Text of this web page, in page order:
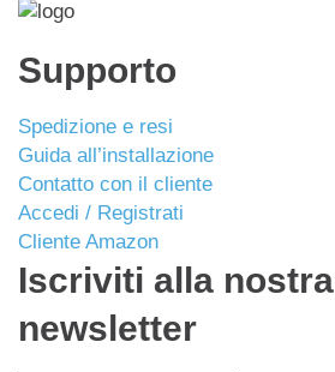
Supporto
Spedizione e resi
Guida all’installazione
Contatto con il cliente
Accedi / Registrati
Cliente Amazon
Iscriviti alla nostra
newsletter